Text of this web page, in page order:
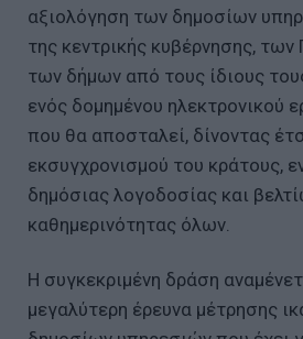
αξιολόγηση των δημοσίων
της κεντρικής κυβέρνησης, των
των δήμων από τους ίδιους
ενός δομημένου ηλεκτρονικού
που θα αποσταλεί, δίνοντας
εκσυγχρονισμού του κράτους,
δημόσιας λογοδοσίας και
καθημερινότητας όλων.
Η συγκεκριμένη δράση
μεγαλύτερη έρευνα μέτρησης